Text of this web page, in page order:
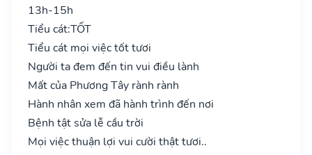
13h-15h
Tiểu cát:TỐT
Tiểu cát mọi việc tốt tươi
Người ta đem đến tin vui điều lành
Mất của Phương Tây rành rành
Hành nhân xem đã hành trình đến nơi
Bệnh tật sửa lễ cầu trời
Mọi việc thuận lợi vui cười thật tươi..